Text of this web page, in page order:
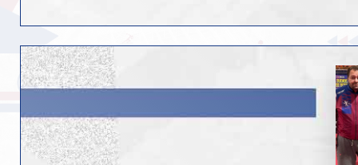
hátrébb lévő sportoló kapta meg. Mikor erre rákérdeztünk,
és roppant igazságtalan volt, leginkább Andrással szemben,
elismerésre méltó, Alexa harmadik helye szerintem nagy
mindenképpen megsüvegelendő” – folytatta Vígh Zsolt, aki
„Bálint Bernadett magyar bajnok lett párosban a győri
párosban második, Barcsai Sophie – aki mindössze 15 éves
játékosaink, hiszen az országos ranglistaversenyeken is